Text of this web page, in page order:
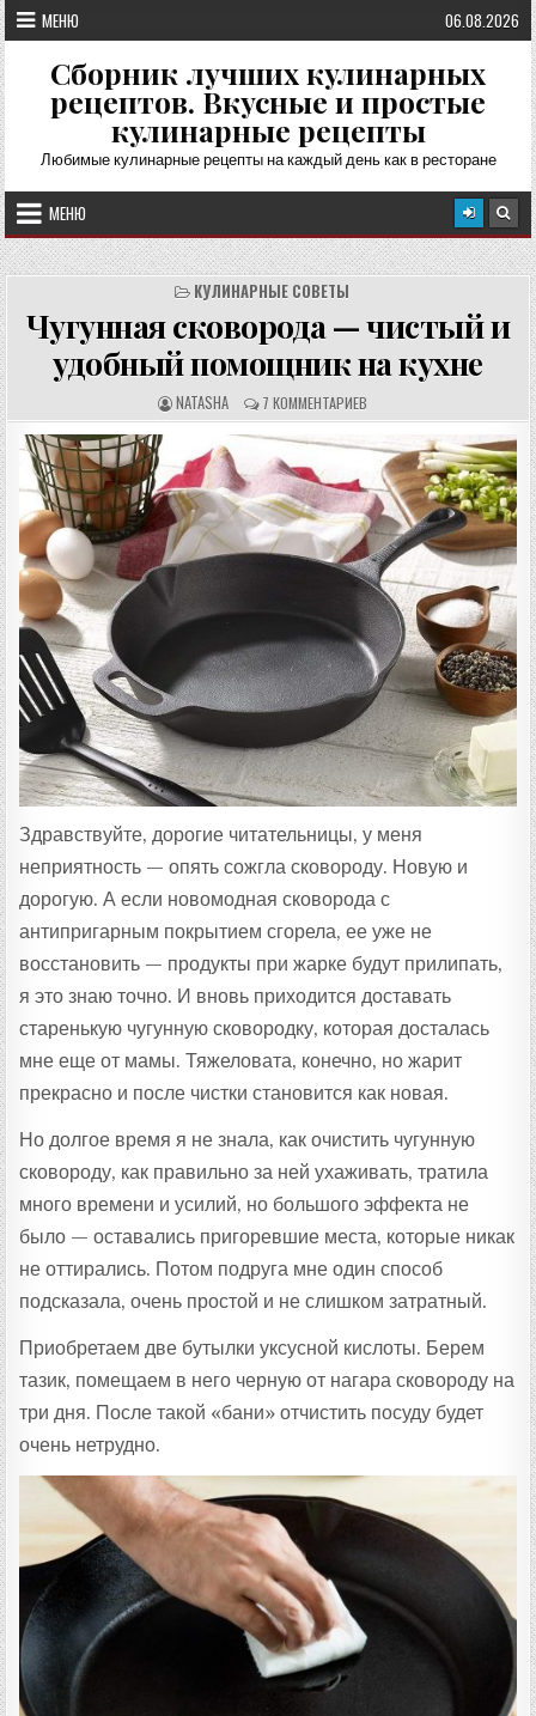
Перейти
к
содержимому
МЕНЮ 06.08.2026
Сборник лучших кулинарных
рецептов. Вкусные и простые
кулинарные рецепты
Любимые кулинарные рецепты на каждый день как в ресторане
МЕНЮ
КУЛИНАРНЫЕ СОВЕТЫ
Чугунная сковорода — чистый и
удобный помощник на кухне
А
В
Т
Р
Е
Ц
Е
П
Т
А
:
NATASHA О
Т
З
Ы
Ы
7 КОММЕНТАРИЕВ
Здравствуйте, дорогие читательницы, у меня
неприятность — опять сожгла сковороду. Новую и
дорогую. А если новомодная сковорода с
антипригарным покрытием сгорела, ее уже не
восстановить — продукты при жарке будут прилипать,
я это знаю точно. И вновь приходится доставать
старенькую чугунную сковородку, которая досталась
мне еще от мамы. Тяжеловата, конечно, но жарит
прекрасно и после чистки становится как новая.
Но долгое время я не знала, как очистить чугунную
сковороду, как правильно за ней ухаживать, тратила
много времени и усилий, но большого эффекта не
было — оставались пригоревшие места, которые никак
не оттирались. Потом подруга мне один способ
подсказала, очень простой и не слишком затратный.
Приобретаем две бутылки уксусной кислоты. Берем
тазик, помещаем в него черную от нагара сковороду на
три дня. После такой «бани» отчистить посуду будет
очень нетрудно.